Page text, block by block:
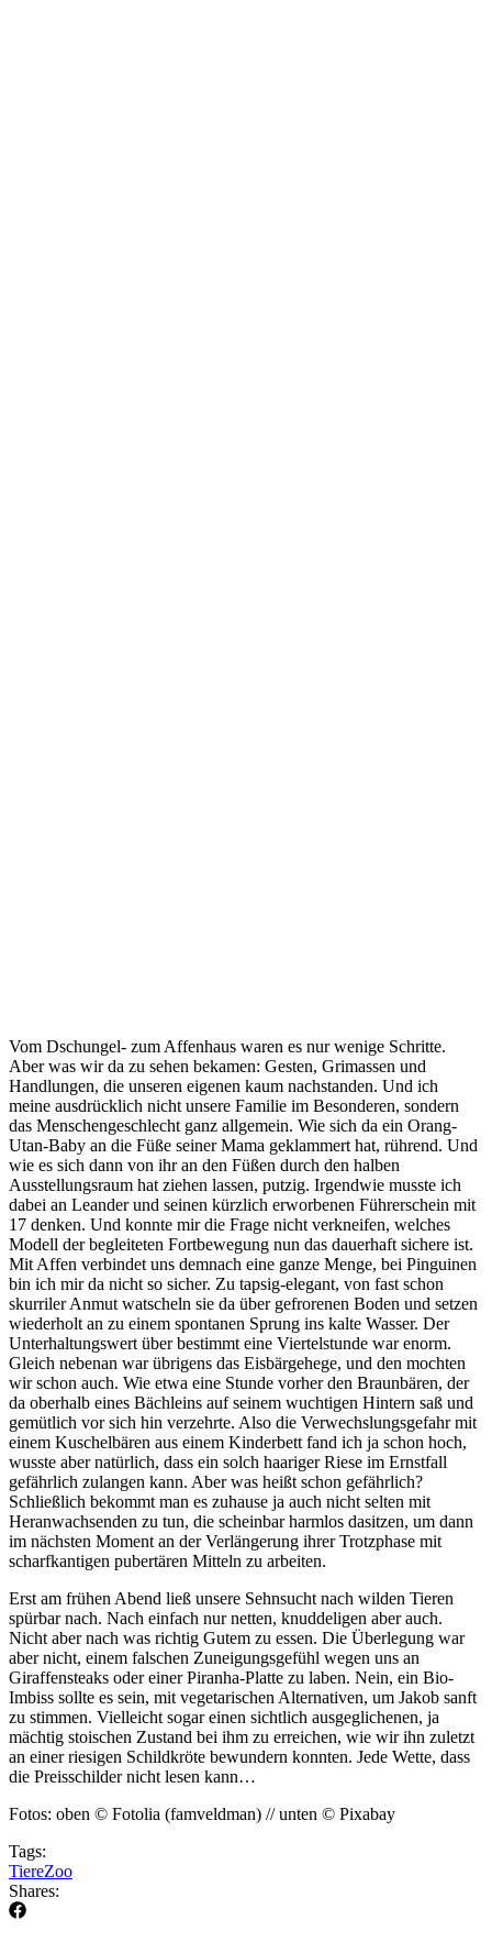
Vom Dschungel- zum Affenhaus waren es nur wenige Schritte.
Aber was wir da zu sehen bekamen: Gesten, Grimassen und
Handlungen, die unseren eigenen kaum nachstanden. Und ich
meine ausdrücklich nicht unsere Familie im Besonderen, sondern
das Menschengeschlecht ganz allgemein. Wie sich da ein Orang-
Utan-Baby an die Füße seiner Mama geklammert hat, rührend. Und
wie es sich dann von ihr an den Füßen durch den halben
Ausstellungsraum hat ziehen lassen, putzig. Irgendwie musste ich
dabei an Leander und seinen kürzlich erworbenen Führerschein mit
17 denken. Und konnte mir die Frage nicht verkneifen, welches
Modell der begleiteten Fortbewegung nun das dauerhaft sichere ist.
Mit Affen verbindet uns demnach eine ganze Menge, bei Pinguinen
bin ich mir da nicht so sicher. Zu tapsig-elegant, von fast schon
skurriler Anmut watscheln sie da über gefrorenen Boden und setzen
wiederholt an zu einem spontanen Sprung ins kalte Wasser. Der
Unterhaltungswert über bestimmt eine Viertelstunde war enorm.
Gleich nebenan war übrigens das Eisbärgehege, und den mochten
wir schon auch. Wie etwa eine Stunde vorher den Braunbären, der
da oberhalb eines Bächleins auf seinem wuchtigen Hintern saß und
gemütlich vor sich hin verzehrte. Also die Verwechslungsgefahr mit
einem Kuschelbären aus einem Kinderbett fand ich ja schon hoch,
wusste aber natürlich, dass ein solch haariger Riese im Ernstfall
gefährlich zulangen kann. Aber was heißt schon gefährlich?
Schließlich bekommt man es zuhause ja auch nicht selten mit
Heranwachsenden zu tun, die scheinbar harmlos dasitzen, um dann
im nächsten Moment an der Verlängerung ihrer Trotzphase mit
scharfkantigen pubertären Mitteln zu arbeiten.
Erst am frühen Abend ließ unsere Sehnsucht nach wilden Tieren
spürbar nach. Nach einfach nur netten, knuddeligen aber auch.
Nicht aber nach was richtig Gutem zu essen. Die Überlegung war
aber nicht, einem falschen Zuneigungsgefühl wegen uns an
Giraffensteaks oder einer Piranha-Platte zu laben. Nein, ein Bio-
Imbiss sollte es sein, mit vegetarischen Alternativen, um Jakob sanft
zu stimmen. Vielleicht sogar einen sichtlich ausgeglichenen, ja
mächtig stoischen Zustand bei ihm zu erreichen, wie wir ihn zuletzt
an einer riesigen Schildkröte bewundern konnten. Jede Wette, dass
die Preisschilder nicht lesen kann…
Fotos: oben © Fotolia (famveldman) // unten © Pixabay
Tags:
TiereZoo
Shares: